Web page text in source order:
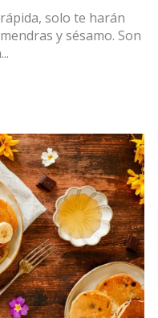
solo te harán
y sésamo. Son